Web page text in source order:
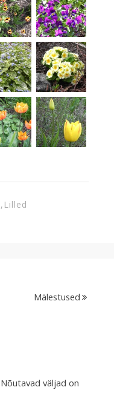
, Lilled
Mälestused
Nõutavad väljad on